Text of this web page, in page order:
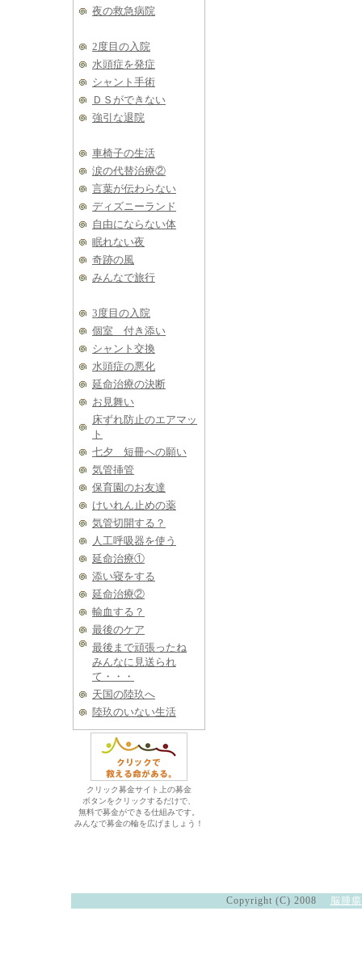
夜の救急病院
2度目の入院
水頭症を発症
シャント手術
ＤＳができない
強引な退院
車椅子の生活
涙の代替治療②
言葉が伝わらない
ディズニーランド
自由にならない体
眠れない夜
奇跡の風
みんなで旅行
3度目の入院
個室 付き添い
シャント交換
水頭症の悪化
延命治療の決断
お見舞い
床ずれ防止のエアマッ
ト
七夕 短冊への願い
気管挿管
保育園のお友達
けいれん止めの薬
気管切開する？
人工呼吸器を使う
延命治療①
添い寝をする
延命治療②
輸血する？
最後のケア
最後まで頑張ったね
みんなに見送られ
て・・・
天国の陸玖へ
陸玖のいない生活
クリック募金サイト上の募金
ボタンをクリックするだけで、
無料で募金ができる仕組みです。
みんなで募金の輪を広げましょう！
Copyright (C) 2008 脳腫